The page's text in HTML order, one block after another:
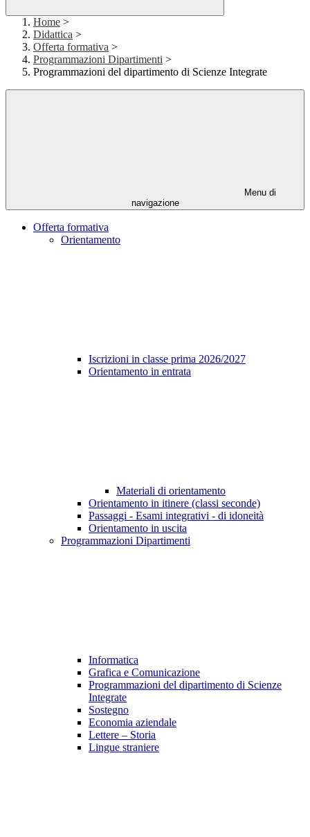
Home >
Didattica >
Offerta formativa >
Programmazioni Dipartimenti >
Programmazioni del dipartimento di Scienze Integrate
Menu di
navigazione
Offerta formativa
Orientamento
Iscrizioni in classe prima 2026/2027
Orientamento in entrata
Materiali di orientamento
Orientamento in itinere (classi seconde)
Passaggi - Esami integrativi - di idoneità
Orientamento in uscita
Programmazioni Dipartimenti
Informatica
Grafica e Comunicazione
Programmazioni del dipartimento di Scienze
Integrate
Sostegno
Economia aziendale
Lettere – Storia
Lingue straniere